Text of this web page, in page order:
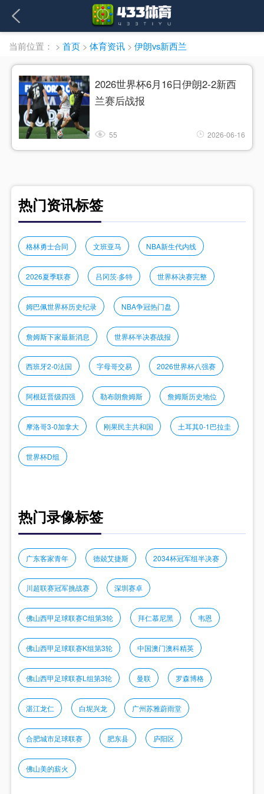
当前位置： > 首页 > 体育资讯 > 伊朗vs新西兰
2026世界杯6月16日伊朗2-2新西
兰赛后战报
55 2026-06-16
热门资讯标签
格林勇士合同 文班亚马 NBA新生代内线
2026夏季联赛 吕冈茨·多特 世界杯决赛完整
姆巴佩世界杯历史纪录 NBA争冠热门盘
詹姆斯下家最新消息 世界杯半决赛战报
西班牙2-0法国 字母哥交易 2026世界杯八强赛
阿根廷晋级四强 勒布朗詹姆斯 詹姆斯历史地位
摩洛哥3-0加拿大 刚果民主共和国 土耳其0-1巴拉圭
世界杯D组
热门录像标签
广东客家青年 德兢艾捷斯 2034杯冠军组半决赛
川超联赛冠军挑战赛 深圳赛卓
佛山西甲足球联赛C组第3轮 拜仁慕尼黑 韦恩
佛山西甲足球联赛K组第3轮 中国澳门澳科精英
佛山西甲足球联赛L组第3轮 曼联 罗森博格
湛江龙仁 白坭兴龙 广州苏雅蔚雨堂
合肥城市足球联赛 肥东县 庐阳区
佛山美的薪火